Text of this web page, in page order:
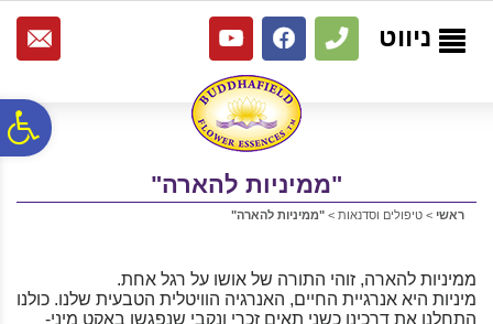
נגישות
אתר
המרכזי
ניווט
"ממיניות להארה"
ראשי > טיפולים וסדנאות > "ממיניות להארה"
ממיניות להארה, זוהי התורה של אושו על רגל אחת.
מיניות היא אנרגיית החיים, האנרגיה הוויטלית הטבעית שלנו. כולנו
התחלנו את דרכינו כשני תאים זכרי ונקבי שנפגשו באקט מיני-